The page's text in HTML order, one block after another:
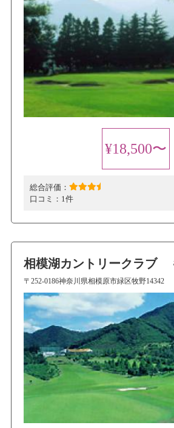
¥18,500〜
総合評価：
口コミ： 1件
相模湖カントリークラブ
〒252-0186神奈川県相模原市緑区牧野14342